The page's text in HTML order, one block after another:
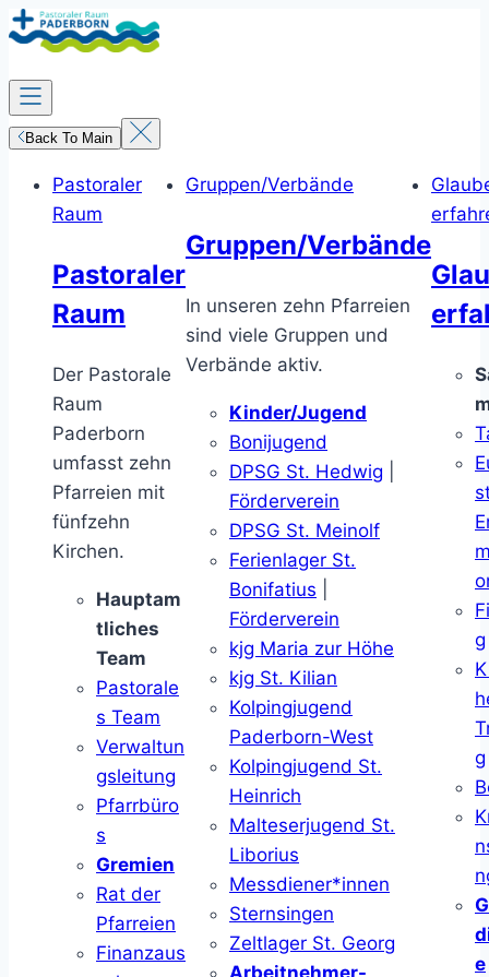
Zum
Inhalt
springen
Back To Main
Pastoraler
Raum
Pastoraler
Raum
Der Pastorale
Raum
Paderborn
umfasst zehn
Pfarreien mit
fünfzehn
Kirchen.
Hauptam
tliches
Team
Pastorale
s Team
Verwaltun
gsleitung
Pfarrbüro
s
Gremien
Rat der
Pfarreien
Finanzaus
Gruppen/Verbände
Gruppen/Verbände
In unseren zehn Pfarreien
sind viele Gruppen und
Verbände aktiv.
Kinder/Jugend
Bonijugend
DPSG St. Hedwig
Förderverein
DPSG St. Meinolf
Ferienlager St.
Bonifatius
Förderverein
kjg Maria zur Höhe
kjg St. Kilian
Kolpingjugend
Paderborn-West
Kolpingjugend St.
Heinrich
Malteserjugend St.
Liborius
Messdiener*innen
Sternsingen
Zeltlager St. Georg
Arbeitnehmer-
g
g
e